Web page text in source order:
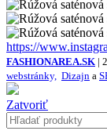
https://
FASHIONAREA.SK |
webstránky, Dizajn a
Zatvoriť